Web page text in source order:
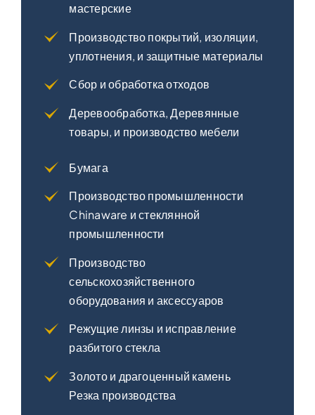
мастерские
Производство покрытий, изоляции,
уплотнения, и защитные материалы
Сбор и обработка отходов
Деревообработка, Деревянные
товары, и производство мебели
Бумага
Производство промышленности
Chinaware и стеклянной
промышленности
Производство
сельскохозяйственного
оборудования и аксессуаров
Режущие линзы и исправление
разбитого стекла
Золото и драгоценный камень
Резка производства